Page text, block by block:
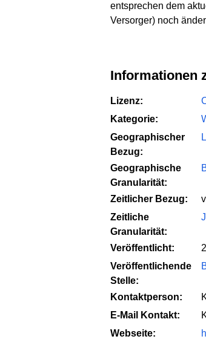
entsprechen dem
Versorger) noch
Informationen
Lizenz:
Kategorie:
Geographischer
Bezug:
Geographische
Granularität:
Zeitlicher Bezug:
Zeitliche
Granularität:
Veröffentlicht:
Veröffentlichende
Stelle:
Kontaktperson:
E-Mail Kontakt:
Webseite: